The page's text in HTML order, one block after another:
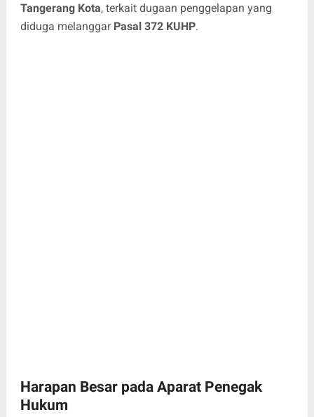
Tangerang Kota, terkait dugaan penggelapan yang
diduga melanggar Pasal 372 KUHP.
Harapan Besar pada Aparat Penegak
Hukum